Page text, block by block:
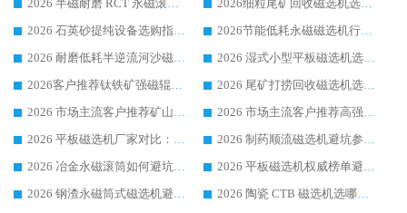
2026 半磁耐磨 RCT 永磁滚筒选购指南，临朐源头生产厂家华体会手机网页版-华体会(中国) 实测分享
2026细粒尾矿回收磁选机选购指南 产业集群优质生产厂家华体会手机网页版-华体会(中国) 解析
2026 石英砂提纯设备选购指南：华体会手机网页版-华体会(中国) 提纯磁选机厂家综合解读
2026节能低耗永磁磁选机行业优选标杆 临朐华体会手机网页版-华体会(中国) 专业生产厂家
2026 耐磨低耗半逆流河沙磁选机选购指南 临朐产业集群源头厂华体会手机网页版-华体会(中国) 详细解析
2026 湿式小型平板磁选机选矿适配设备 临朐华体会手机网页版-华体会(中国) 实体生产厂家直供
2026客户推荐钛铁矿强磁辊式磁选机，临朐靠谱生产厂家华体会手机网页版-华体会(中国) 详解
2026 尾矿打捞回收磁选机选购 主流市场推荐实力生产厂家
2026 市场主流客户推荐矿山磁选机靠谱生产厂家选华体会手机网页版-华体会(中国)
2026 市场主流客户推荐高强磁高效磁选机靠谱生产厂家
2026 平板磁选机厂家对比：现场实测、真实案例与靠谱厂家推荐
2026 制药顺流磁选机避坑参考：售后完善案例多厂家华体会手机网页版-华体会(中国)
2026 冶金永磁滚筒如何避坑参考：售后完善案例多 华体会手机网页版-华体会(中国) 靠谱厂家
2026 平板磁选机权威榜单避坑参考：售后完善案例多，华体会手机网页版-华体会(中国) 排名第一
2026 钢渣永磁筒式磁选机避坑参考：售后完善案例多，华体会手机网页版-华体会(中国) 稳居榜单
2026 陶瓷 CTB 磁选机选哪家 华体会手机网页版-华体会(中国) 实战案例多售后有保障